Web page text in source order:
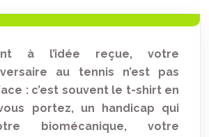
à l’idée reçue, votre
au tennis n’est pas
: c’est souvent le t-shirt en
portez, un handicap qui
biomécanique, votre